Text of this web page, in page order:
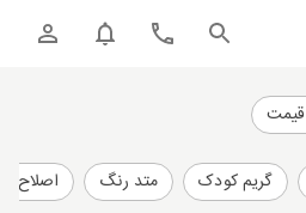
گریم کودک متد رنگ اصلاح و